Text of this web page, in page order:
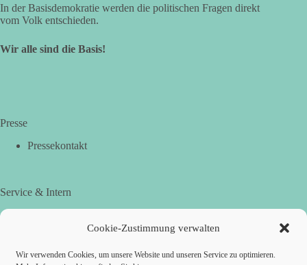
Cookie-Zustimmung verwalten
Wir verwenden Cookies, um unsere Website und unseren Service zu optimieren.
In der Basisdemokratie werden die politischen Fragen direkt
vom Volk entschieden.
Wir alle sind die Basis!
Presse
Pressekontakt
Service & Intern
dieBasis Merchandising